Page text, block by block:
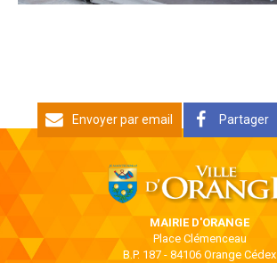
Envoyer par email Partager
MAIRIE D'ORANGE
Place Clémenceau
B.P. 187 - 84106 Orange Cédex